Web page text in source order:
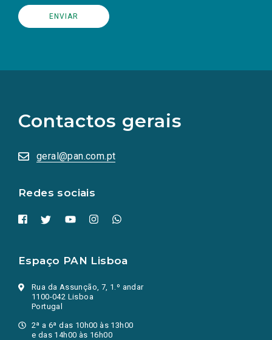
Contactos gerais
geral@pan.com.pt
Redes sociais
redes
sociais
numa
nova
Espaço PAN Lisboa
Rua da Assunção, 7, 1.º andar
1100-042 Lisboa
Portugal
2ª a 6ª das 10h00 às 13h00
e das 14h00 às 16h00